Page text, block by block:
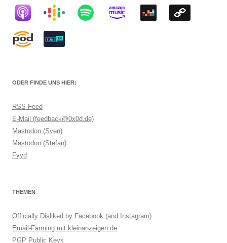
ODER FINDE UNS HIER:
RSS-Feed
E-Mail (feedback@0x0d.de)
Mastodon (Sven)
Mastodon (Stefan)
Fyyd
THEMEN
Officially Disliked by Facebook (and Instagram)
Email-Farming mit kleinanzeigen.de
PGP Public Keys